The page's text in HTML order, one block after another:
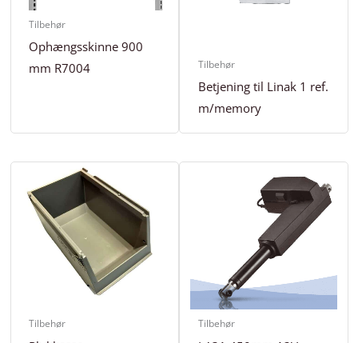
Tilbehør
Ophængsskinne 900
mm R7004
Tilbehør
Betjening til Linak 1 ref.
m/memory
Tilbehør Tilbehør